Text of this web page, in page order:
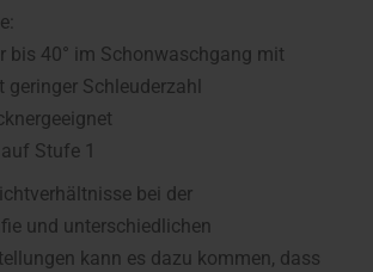
bis 40° im Schonwaschgang mit
geringer Schleuderzahl
Stufe 1
bei der
und unterschiedlichen
kann es dazu kommen, dass